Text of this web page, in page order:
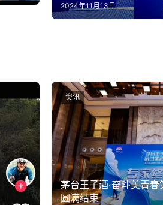
2024年11月13日
茅台王子酒·奋斗美青
圆满结束
资讯